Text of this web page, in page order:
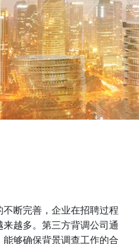
不断完善，企业在招聘过程
越多。第三方背调公司通
够确保背景调查工作的合